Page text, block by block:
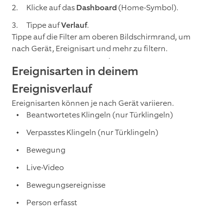
Klicke auf dasDashboard(Home-Symbol).
Tippe aufVerlauf.
Tippe auf die Filter am oberen Bildschirmrand, um
nach Gerät, Ereignisart und mehr zu filtern.
Ereignisarten in deinem
Ereignisverlauf
Ereignisarten können je nach Gerät variieren.
Beantwortetes Klingeln (nur Türklingeln)
Verpasstes Klingeln (nur Türklingeln)
Bewegung
Live-Video
Bewegungsereignisse
Person erfasst